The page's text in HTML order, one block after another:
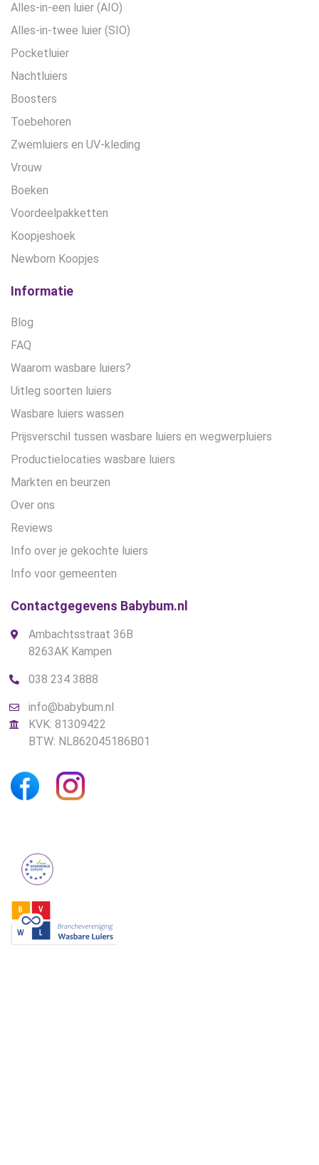
Alles-in-een luier (AIO)
Alles-in-twee luier (SIO)
Pocketluier
Nachtluiers
Boosters
Toebehoren
Zwemluiers en UV-kleding
Vrouw
Boeken
Voordeelpakketten
Koopjeshoek
Newborn Koopjes
Informatie
Blog
FAQ
Waarom wasbare luiers?
Uitleg soorten luiers
Wasbare luiers wassen
Prijsverschil tussen wasbare luiers en wegwerpluiers
Productielocaties wasbare luiers
Markten en beurzen
Over ons
Reviews
Info over je gekochte luiers
Info voor gemeenten
Contactgegevens Babybum.nl
Ambachtsstraat 36B
8263AK Kampen
038 234 3888
info@babybum.nl
KVK: 81309422
BTW: NL862045186B01